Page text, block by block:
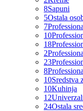
8Sapuni
5Ostala
7
10
18
2
23
8
10Sredstva
10Kuhinja
12
24Ostala